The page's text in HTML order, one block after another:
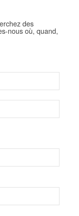
des
nous où, quand,